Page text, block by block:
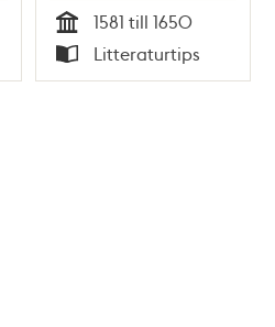
Tid
1581 till 1650
Typ
Litteraturtips